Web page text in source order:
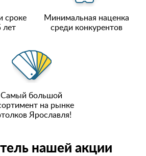
сроке
лет
Минимальная наценка
среди конкурентов
Самый большой
на рынке
Ярославля!
нашей акции